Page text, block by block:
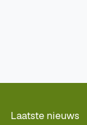
Laatste nieuws